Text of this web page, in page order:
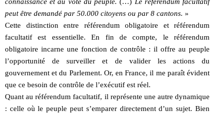
peut être demandé par 50.000 citoyens ou par 8 cantons. »
Cette distinction entre référendum obligatoire et référendum
facultatif est essentielle. En fin de compte, le référendum
obligatoire incarne une fonction de contrôle : il offre au peuple
l’opportunité de surveiller et de valider les actions du
gouvernement et du Parlement. Or, en France, il me paraît évident
que ce besoin de contrôle de l’exécutif est réel.
Quant au référendum facultatif, il représente une autre dynamique
: celle où le peuple peut s’emparer directement d’un sujet. Bien